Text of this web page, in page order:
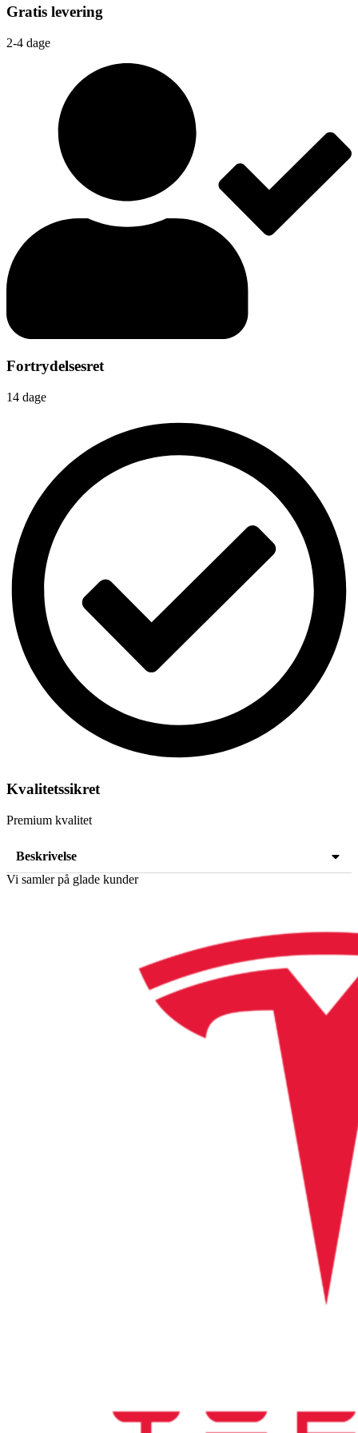
Gratis levering
2-4 dage
Fortrydelsesret
14 dage
Kvalitetssikret
Premium kvalitet
Beskrivelse
Vi samler på glade kunder